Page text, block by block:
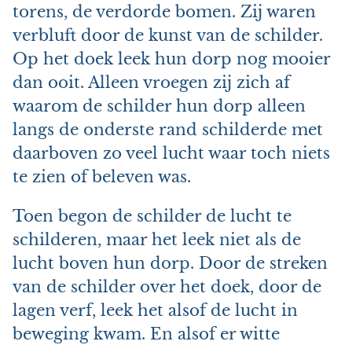
torens, de verdorde bomen. Zij waren
verbluft door de kunst van de schilder.
Op het doek leek hun dorp nog mooier
dan ooit. Alleen vroegen zij zich af
waarom de schilder hun dorp alleen
langs de onderste rand schilderde met
daarboven zo veel lucht waar toch niets
te zien of beleven was.
Toen begon de schilder de lucht te
schilderen, maar het leek niet als de
lucht boven hun dorp. Door de streken
van de schilder over het doek, door de
lagen verf, leek het alsof de lucht in
beweging kwam. En alsof er witte